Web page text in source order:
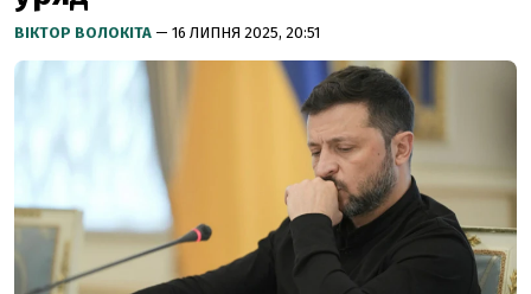
ВІКТОР ВОЛОКІТА — 16 ЛИПНЯ 2025, 20:51